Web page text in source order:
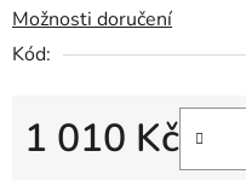
Možnosti doručení
Kód:
1 010 Kč